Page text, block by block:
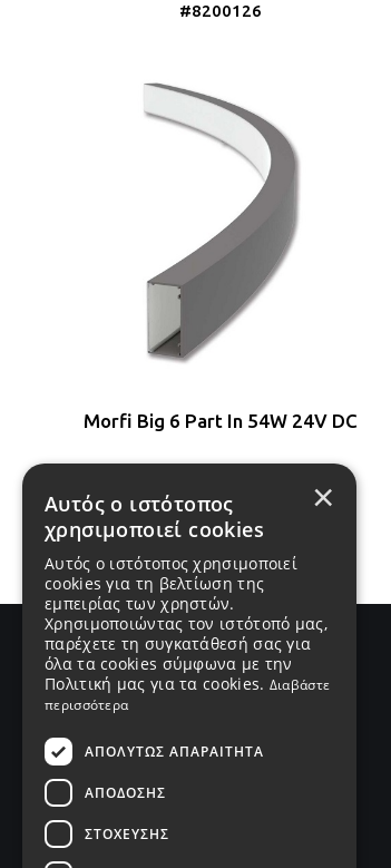
#8200126
Morfi Big 6 Part In 54W 24V DC
×
Αυτός ο ιστότοπος
χρησιμοποιεί cookies
Αυτός ο ιστότοπος χρησιμοποιεί
cookies για τη βελτίωση της
εμπειρίας των χρηστών.
Χρησιμοποιώντας τον ιστότοπό μας,
παρέχετε τη συγκατάθεσή σας για
όλα τα cookies σύμφωνα με την
Πολιτική μας για τα cookies. Διαβάστε
περισσότερα
ΑΠΟΛΎΤΩΣ ΑΠΑΡΑΊΤΗΤΑ
ΑΠΌΔΟΣΗΣ
ΣΤΌΧΕΥΣΗΣ